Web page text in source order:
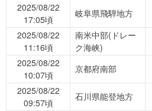
2025/08/22
17:05頃
岐阜県飛騨地方
2025/08/22
11:16頃
南米中部(ドレー
ク海峡)
2025/08/22
10:07頃
京都府南部
2025/08/22
09:57頃
石川県能登地方